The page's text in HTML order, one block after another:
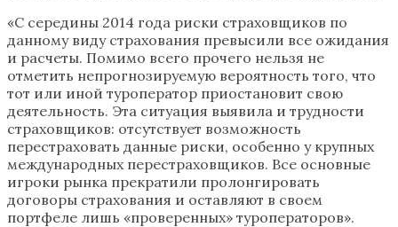
«С середины 2014 года риски страховщиков по
данному виду страхования превысили все ожидания
и расчеты. Помимо всего прочего нельзя не
отметить непрогнозируемую вероятность того, что
тот или иной туроператор приостановит свою
деятельность. Эта ситуация выявила и трудности
страховщиков: отсутствует возможность
перестраховать данные риски, особенно у крупных
международных перестраховщиков. Все основные
игроки рынка прекратили пролонгировать
договоры страхования и оставляют в своем
портфеле лишь «проверенных» туроператоров».